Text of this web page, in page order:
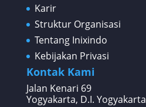
Karir
Struktur Organisasi
Tentang Inixindo
Kebijakan Privasi
Kontak Kami
Jalan Kenari 69
Yogyakarta, D.I. Yogyakarta